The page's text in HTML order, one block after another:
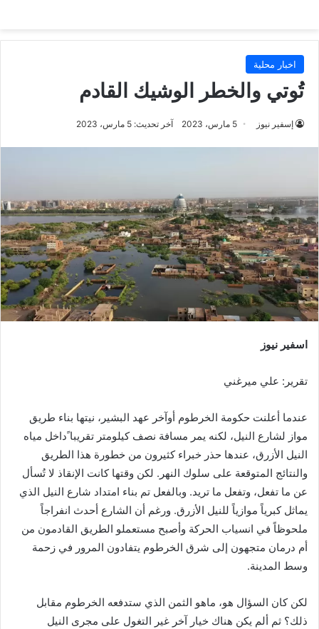
اخبار محلية
تُوتي والخطر الوشيك القادم
إسفير نيوز 5 مارس، 2023 آخر تحديث: 5 مارس، 2023
اسفير نيوز
تقرير: علي ميرغني
عندما أعلنت حكومة الخرطوم أوآخر عهد البشير، نيتها بناء طريق
مواز لشارع النيل، لكنه يمر مسافة نصف كيلومتر تقريبا ًداخل مياه
النيل الأزرق، عندها حذر خبراء كثيرون من خطورة هذا الطريق
والنتائج المتوقعة على سلوك النهر. لكن وقتها كانت الإنقاذ لا تُسأل
عن ما تفعل، وتفعل ما تريد. وبالفعل تم بناء امتداد شارع النيل الذي
يماثل كبرياً موازياً للنيل الأزرق. ورغم أن الشارع أحدث انفراجاً
ملحوظاً في انسياب الحركة وأصبح مستعملو الطريق القادمون من
أم درمان متجهون إلى شرق الخرطوم يتفادون المرور في زحمة
وسط المدينة.
لكن كان السؤال هو، ماهو الثمن الذي ستدفعه الخرطوم مقابل
ذلك؟ ثم ألم يكن هناك خيار آخر غير التغول على مجرى النيل